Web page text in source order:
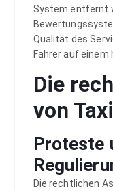
System entfernt
Qualität des
Fahrer auf einem
Die
von
Proteste
Die rechtlichen